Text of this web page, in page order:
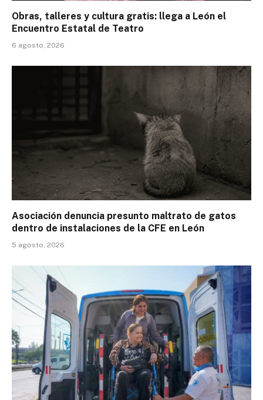
Obras, talleres y cultura gratis: llega a León el
Encuentro Estatal de Teatro
6 agosto, 2026
Asociación denuncia presunto maltrato de gatos
dentro de instalaciones de la CFE en León
5 agosto, 2026